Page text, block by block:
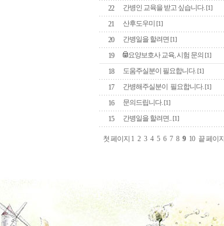
22
간병인 교육을 받고 싶습니다. [1]
21
산후도우미 [1]
20
간병일을 할려면 [1]
19
요양보호사 교육, 시험 문의 [1]
18
도움주실분이 필요합니다. [1]
17
간병해주실분이 필요합니다. [1]
16
문의드립니다. [1]
15
간병일을 할려면.. [1]
첫 페이지 1 2 3 4 5 6 7 8 9 10 끝 페이지